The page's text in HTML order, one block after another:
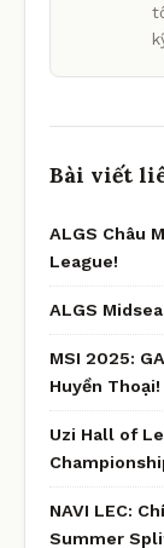
Bài viết
ALGS Châu
League!
ALGS
MSI 2025:
Huyền Thoại!
Uzi Hall of
NAVI LEC:
Summer